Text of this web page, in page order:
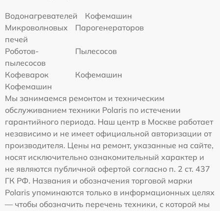
Водонагревателей
Кофемашин
Микроволновых
печей
Парогенераторов
Роботов-
пылесосов
Пылесосов
Кофеварок
Кофемашин
Кофемашин
Мы занимаемся ремонтом и техническим
обслуживанием техники Polaris по истечении
гарантийного периода. Наш центр в Москве работает
независимо и не имеет официальной авторизации от
производителя. Цены на ремонт, указанные на сайте,
носят исключительно ознакомительный характер и
не являются публичной офертой согласно п. 2 ст. 437
ГК РФ. Названия и обозначения торговой марки
Polaris упоминаются только в информационных целях
— чтобы обозначить перечень техники, с которой мы